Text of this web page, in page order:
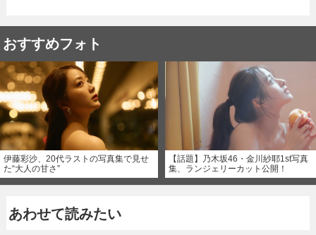
おすすめフォト
伊藤彩沙、20代ラストの写真集で見せ
た“大人の甘さ”
【話題】乃木坂46・金川紗耶1st写真
集、ランジェリーカット公開！
あわせて読みたい